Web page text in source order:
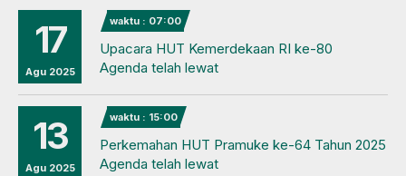
17
Agu 2025
waktu : 07:00
Upacara HUT Kemerdekaan RI ke-80
Agenda telah lewat
13
Agu 2025
waktu : 15:00
Perkemahan HUT Pramuke ke-64 Tahun 2025
Agenda telah lewat